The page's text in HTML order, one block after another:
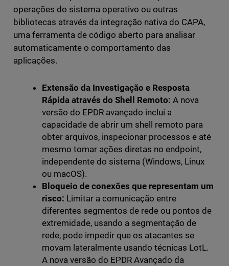
operações do sistema operativo ou outras
bibliotecas através da integração nativa do CAPA,
uma ferramenta de código aberto para analisar
automaticamente o comportamento das
aplicações.
Extensão da Investigação e Resposta
Rápida através do Shell Remoto: A nova
versão do EPDR avançado inclui a
capacidade de abrir um shell remoto para
obter arquivos, inspecionar processos e até
mesmo tomar ações diretas no endpoint,
independente do sistema (Windows, Linux
ou macOS).
Bloqueio de conexões que representam um
risco: Limitar a comunicação entre
diferentes segmentos de rede ou pontos de
extremidade, usando a segmentação de
rede, pode impedir que os atacantes se
movam lateralmente usando técnicas LotL.
A nova versão do EPDR Avançado da